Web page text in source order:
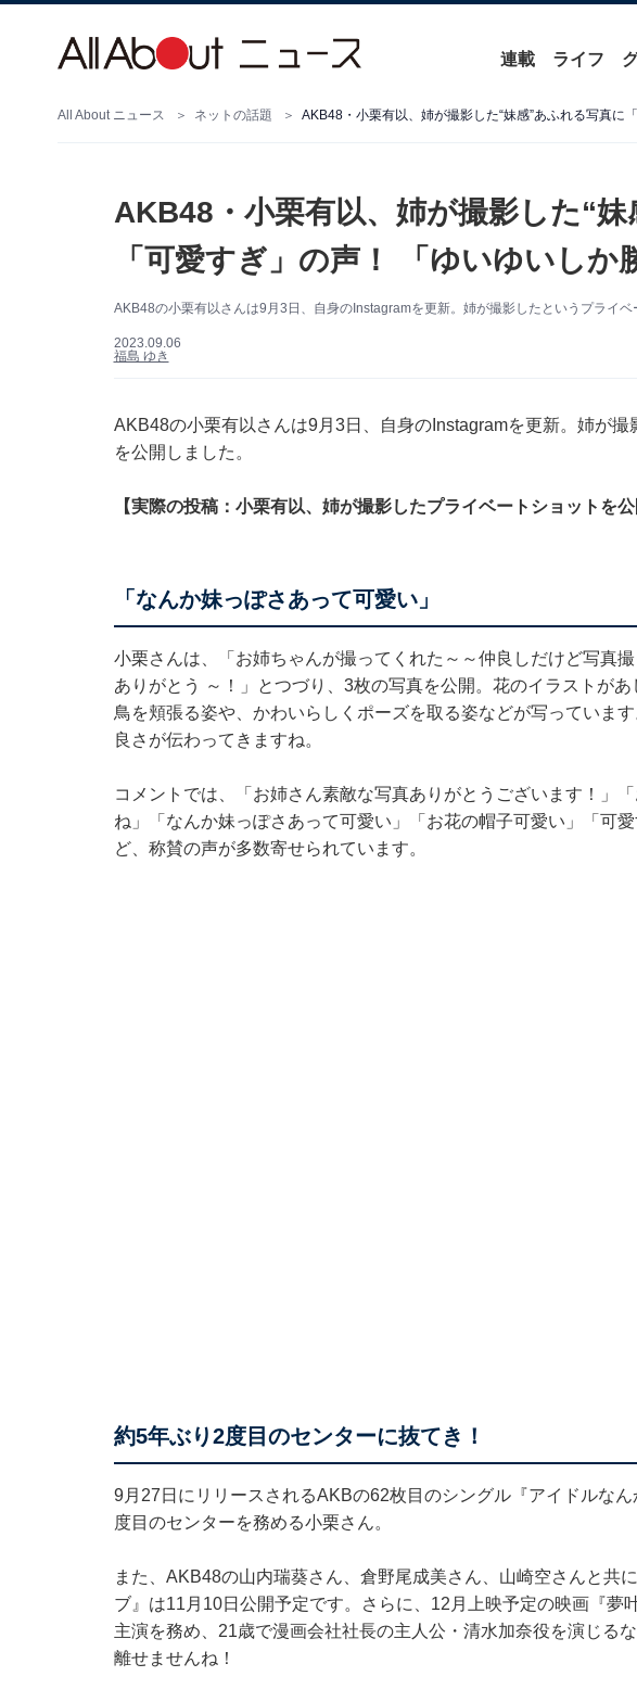
連載 ライフ
All About ニュース ネットの話題 AKB48・小栗有以、姉が撮影した“妹感”あふれる写真に
AKB48・小栗有以、姉が撮影した“
「可愛すぎ」の声！ 「ゆいゆいしか
AKB48の小栗有以さんは9月3日、自身のInstagramを更新。姉が撮影したというプライベ
2023.09.06
福島 ゆき
AKB48の小栗有以さんは9月3日、自身のInstagramを更新。姉が撮
を公開しました。
【実際の投稿：小栗有以、姉が撮影したプライベートショットを公
「なんか妹っぽさあって可愛い」
小栗さんは、「お姉ちゃんが撮ってくれた～～仲良しだけど写真
ありがとう ～！」とつづり、3枚の写真を公開。花のイラストが
鳥を頬張る姿や、かわいらしくポーズを取る姿などが写っていま
良さが伝わってきますね。
コメントでは、「お姉さん素敵な写真ありがとうございます！」
ね」「なんか妹っぽさあって可愛い」「お花の帽子可愛い」「可
ど、称賛の声が多数寄せられています。
約5年ぶり2度目のセンターに抜てき！
9月27日にリリースされるAKBの62枚目のシングル『アイドルな
度目のセンターを務める小栗さん。
また、AKB48の山内瑞葵さん、倉野尾成美さん、山崎空さんと共
ブ』は11月10日公開予定です。さらに、12月上映予定の映画『夢
主演を務め、21歳で漫画会社社長の主人公・清水加奈役を演じる
離せませんね！